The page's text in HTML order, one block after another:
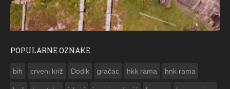
POPULARNE OZNAKE
bih crveni križ Dodik gračac hkk rama hnk rama